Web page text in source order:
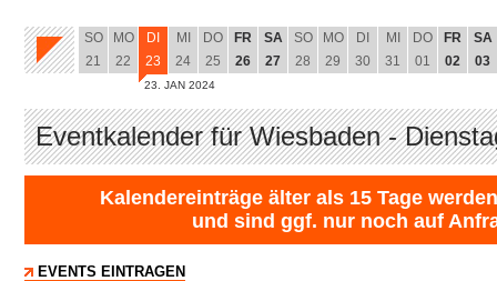
SO
21
MO
22
DI
23
23. JAN 2024
MI
24
DO
25
FR
26
SA
27
SO
28
MO
29
DI
30
MI
31
DO
01
FR
02
SA
03
Eventkalender für Wiesbaden -
Kalendereinträge älter als 15 Tage
und sind ggf. nur noch auf
EVENTS EINTRAGEN